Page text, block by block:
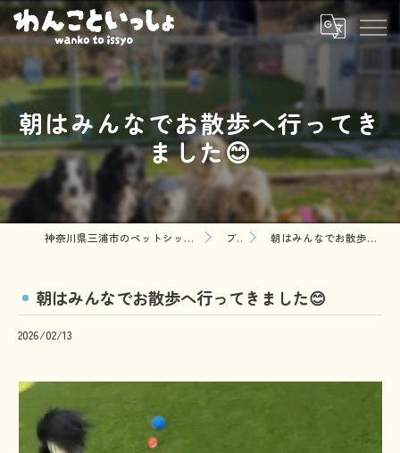
朝はみんなでお散歩へ行ってき
ました😊
神奈川県三浦市のペットシッターならわんこといっしょ ブログ 朝はみんなでお散歩へ行ってきました😊
朝はみんなでお散歩へ行ってきました😊
2026/02/13